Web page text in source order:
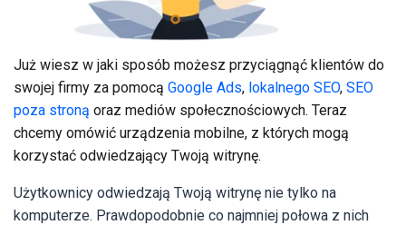
Już wiesz w jaki sposób możesz przyciągnąć klientów do
swojej firmy za pomocą Google Ads, lokalnego SEO, SEO
poza stroną oraz mediów społecznościowych. Teraz
chcemy omówić urządzenia mobilne, z których mogą
korzystać odwiedzający Twoją witrynę.
Użytkownicy odwiedzają Twoją witrynę nie tylko na
komputerze. Prawdopodobnie co najmniej połowa z nich